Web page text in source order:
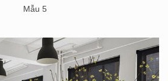
Mẫu 5